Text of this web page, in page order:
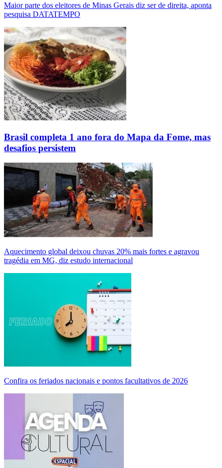
Maior parte dos eleitores de Minas Gerais diz ser de direita, aponta
pesquisa DATATEMPO
Brasil completa 1 ano fora do Mapa da Fome, mas
desafios persistem
Aquecimento global deixou chuvas 20% mais fortes e agravou
tragédia em MG, diz estudo internacional
Confira os feriados nacionais e pontos facultativos de 2026